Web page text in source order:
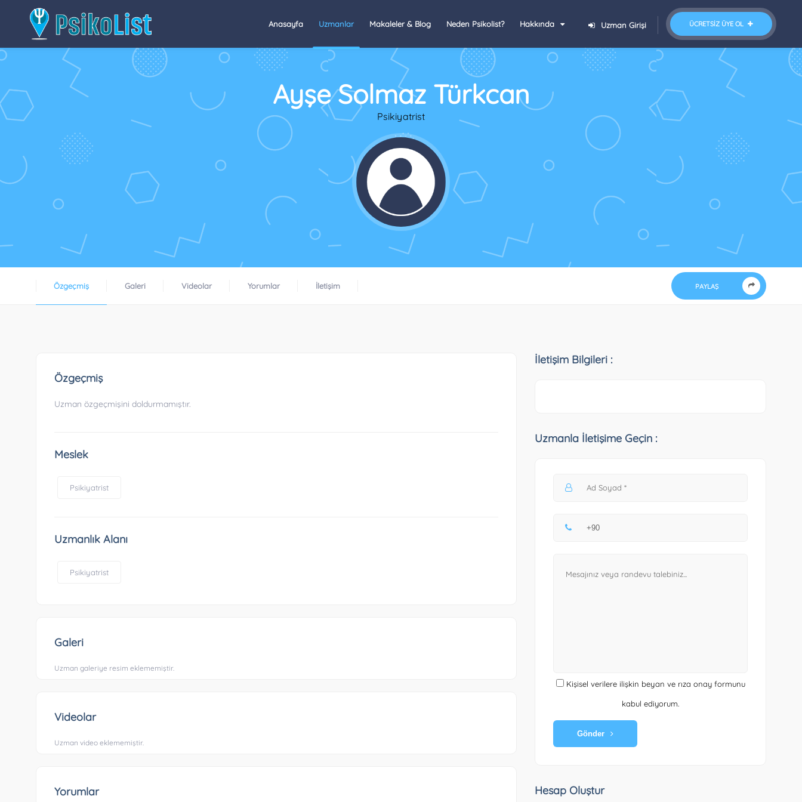
ÜCRETSIZ ÜYE OL
Uzman Girişi
Anasayfa Uzmanlar Makaleler & Blog Neden Psikolist? Hakkında
Ayşe Solmaz Türkcan
Psikiyatrist
Özgeçmiş Galeri Videolar Yorumlar İletişim PAYLAŞ
Özgeçmiş
Uzman özgeçmişini doldurmamıştır.
Meslek
Psikiyatrist
Uzmanlık Alanı
Psikiyatrist
Galeri
Uzman galeriye resim eklememiştir.
Videolar
Uzman video eklememiştir.
Yorumlar
İletişim Bilgileri :
Uzmanla İletişime Geçin :
Kişisel verilere ilişkin beyan ve rıza onay formunu
kabul ediyorum.
Gönder
Hesap Oluştur